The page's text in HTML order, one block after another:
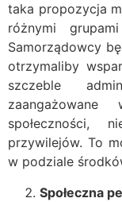
taka propozycja
różnymi
Samorządowcy
otrzymaliby
szczeble
społeczności,
przywilejów. To
w podziale
Społeczna